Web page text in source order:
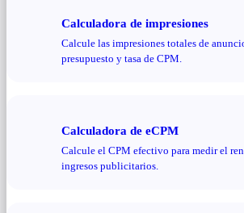
Calculadora de impresiones
Calcule las impresiones totales de
presupuesto y tasa de CPM.
Calculadora de eCPM
Calcule el CPM efectivo para medir el
ingresos publicitarios.